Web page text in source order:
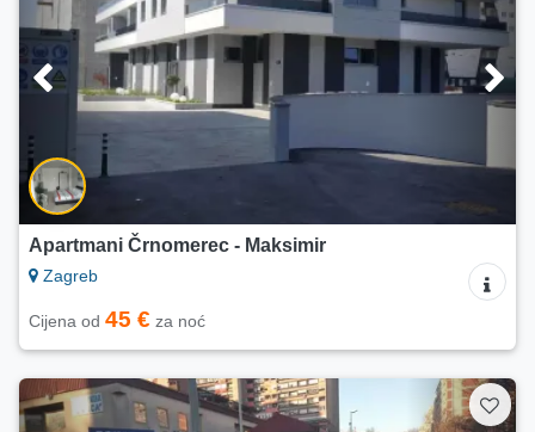
Apartmani Črnomerec - Maksimir
Zagreb
Cijena od 45 € za noć